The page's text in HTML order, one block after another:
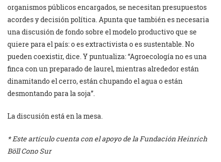
organismos públicos encargados, se necesitan presupuestos
acordes y decisión política. Apunta que también es necesaria
una discusión de fondo sobre el modelo productivo que se
quiere para el país: o es extractivista o es sustentable. No
pueden coexistir, dice. Y puntualiza: “Agroecología no es una
finca con un preparado de laurel, mientras alrededor están
dinamitando el cerro, están chupando el agua o están
desmontando para la soja”.
La discusión está en la mesa.
* Este artículo cuenta con el apoyo de la Fundación Heinrich
Böll Cono Sur